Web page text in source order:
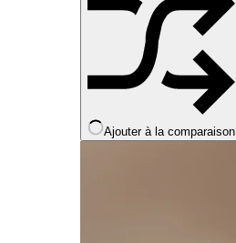
Ajouter à la comparaison